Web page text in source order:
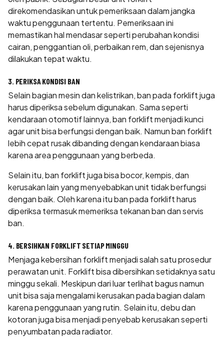
direkomendasikan untuk pemeriksaan dalam jangka
waktu penggunaan tertentu. Pemeriksaan ini
memastikan hal mendasar seperti perubahan kondisi
cairan, penggantian oli, perbaikan rem, dan sejenisnya
dilakukan tepat waktu.
3. PERIKSA KONDISI BAN
Selain bagian mesin dan kelistrikan, ban pada forklift juga
harus diperiksa sebelum digunakan. Sama seperti
kendaraan otomotif lainnya, ban forklift menjadi kunci
agar unit bisa berfungsi dengan baik. Namun ban forklift
lebih cepat rusak dibanding dengan kendaraan biasa
karena area penggunaan yang berbeda.
Selain itu, ban forklift juga bisa bocor, kempis, dan
kerusakan lain yang menyebabkan unit tidak berfungsi
dengan baik. Oleh karena itu ban pada forklift harus
diperiksa termasuk memeriksa tekanan ban dan servis
ban.
4. BERSIHKAN FORKLIFT SETIAP MINGGU
Menjaga kebersihan forklift menjadi salah satu prosedur
perawatan unit. Forklift bisa dibersihkan setidaknya satu
minggu sekali. Meskipun dari luar terlihat bagus namun
unit bisa saja mengalami kerusakan pada bagian dalam
karena penggunaan yang rutin. Selain itu, debu dan
kotoran juga bisa menjadi penyebab kerusakan seperti
penyumbatan pada radiator.